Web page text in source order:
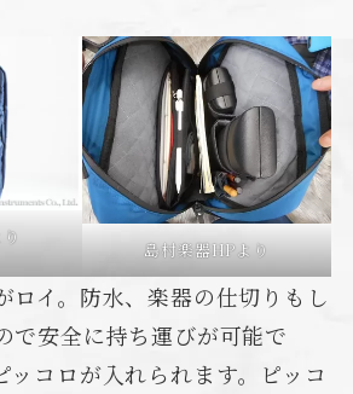
島村楽器HPより
イ。防水、楽器の仕切りもし
で安全に持ち運びが可能で
ッコロが入れられます。ピッコ